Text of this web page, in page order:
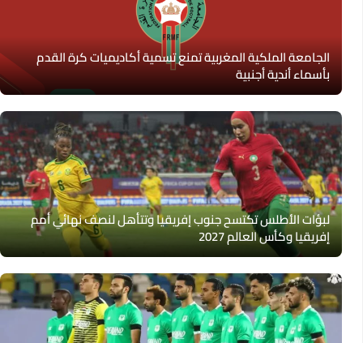
الجامعة الملكية المغربية تمنع تسمية أكاديميات كرة القدم
بأسماء أندية أجنبية
لبؤات الأطلس تكتسح جنوب إفريقيا وتتأهل لنصف نهائي أمم
إفريقيا وكأس العالم 2027